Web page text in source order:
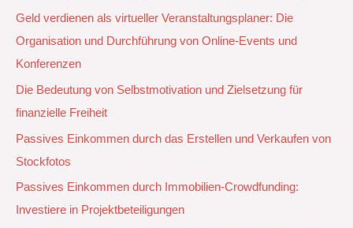
Geld verdienen als virtueller Veranstaltungsplaner: Die
Organisation und Durchführung von Online-Events und
Konferenzen
Die Bedeutung von Selbstmotivation und Zielsetzung für
finanzielle Freiheit
Passives Einkommen durch das Erstellen und Verkaufen von
Stockfotos
Passives Einkommen durch Immobilien-Crowdfunding:
Investiere in Projektbeteiligungen